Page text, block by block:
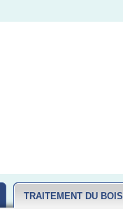
TRAITEMENT DU BOIS